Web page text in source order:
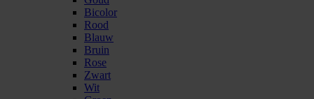
Bicolor
Rood
Blauw
Bruin
Rose
Zwart
Wit